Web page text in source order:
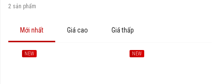
2 sản phẩm
Mới nhất Giá cao Giá thấp
NEW NEW